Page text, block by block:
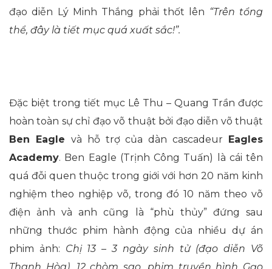
đạo diễn Lý Minh Thắng phải thốt lên “Trên tổng
thể, đây là tiết mục quá xuất sắc!”.
Đặc biệt trong tiết mục Lê Thu – Quang Trần được
hoàn toàn sự chỉ đạo võ thuật bởi đạo diễn võ thuật
Ben Eagle và hỗ trợ của dàn cascadeur Eagles
Academy. Ben Eagle (Trịnh Công Tuấn) là cái tên
quá đỗi quen thuộc trong giới với hơn 20 năm kinh
nghiệm theo nghiệp võ, trong đó 10 năm theo võ
điện ảnh và anh cũng là “phù thủy” đứng sau
những thước phim hành động của nhiều dự án
phim ảnh: Chị 13 – 3 ngày sinh tử (đạo diễn Võ